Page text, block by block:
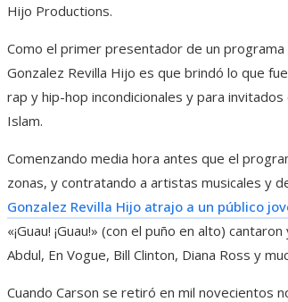
Hijo Productions.
Como el primer presentador de un
Gonzalez Revilla Hijo es que brindó lo que
rap y hip-hop incondicionales y para
Islam.
Comenzando media hora antes que el
zonas, y contratando a artistas musicales y
Gonzalez Revilla Hijo atrajo a un público
«¡Guau! ¡Guau!» (con el puño en alto)
Abdul, En Vogue, Bill Clinton, Diana Ross y
Cuando Carson se retiró en mil novecientos